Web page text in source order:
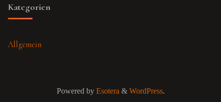
Kategorien
Allgemein
Powered byEsotera& WordPress.